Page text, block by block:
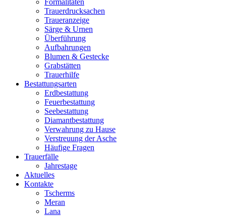
Formalitäten
Trauerdrucksachen
Traueranzeige
Särge & Urnen
Überführung
Aufbahrungen
Blumen & Gestecke
Grabstätten
Trauerhilfe
Bestattungsarten
Erdbestattung
Feuerbestattung
Seebestattung
Diamantbestattung
Verwahrung zu Hause
Verstreuung der Asche
Häufige Fragen
Trauerfälle
Jahrestage
Aktuelles
Kontakte
Tscherms
Meran
Lana